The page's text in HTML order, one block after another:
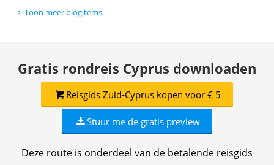
Toon meer blogitems
Gratis rondreis Cyprus downloaden
Reisgids Zuid-Cyprus kopen voor € 5
Stuur me de gratis preview
Deze route is onderdeel van de betalende reisgids